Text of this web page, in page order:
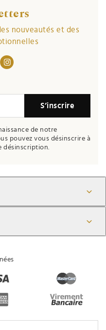
nouveautés et des
S’inscrire
de notre
pouvez vous désinscrire à
désinscription.